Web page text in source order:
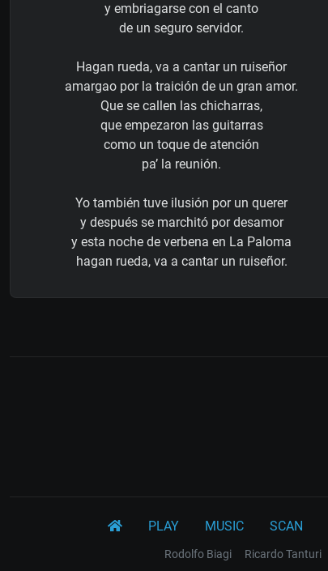
y embriagarse con el canto
de un seguro servidor.
Hagan rueda, va a cantar un ruiseñor
amargao por la traición de un gran amor.
Que se callen las chicharras,
que empezaron las guitarras
como un toque de atención
pa’ la reunión.
Yo también tuve ilusión por un querer
y después se marchitó por desamor
y esta noche de verbena en La Paloma
hagan rueda, va a cantar un ruiseñor.
PLAY MUSIC SCAN
Rodolfo Biagi Ricardo Tanturi